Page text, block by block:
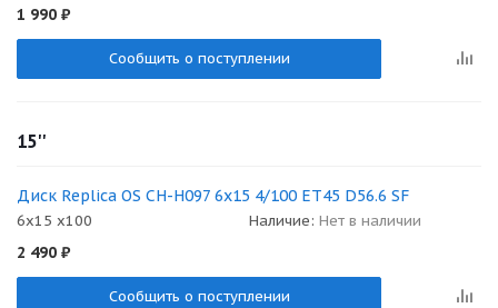
1 990 ₽
Сообщить о поступлении
15''
Диск Replica OS CH-H097 6x15 4/100 ET45 D56.6 SF
6x15 x100 Наличие: Нет в наличии
2 490 ₽
Сообщить о поступлении